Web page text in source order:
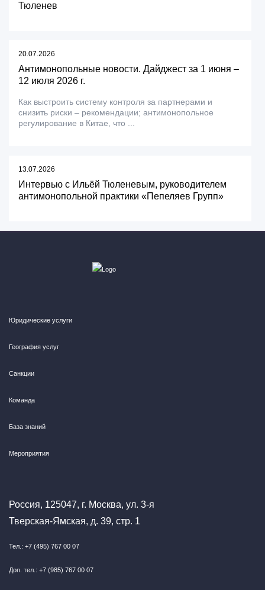
Тюленев
20.07.2026
Антимонопольные новости. Дайджест за 1 июня –
12 июля 2026 г.
Как выстроить систему контроля за партнерами и
снизить риски – рекомендации; антимонопольное
регулирование в Китае, что ...
13.07.2026
Интервью с Ильёй Тюленевым, руководителем
антимонопольной практики «Пепеляев Групп»
Юридические услуги
География услуг
Санкции
Команда
База знаний
Мероприятия
Россия, 125047, г. Москва, ул. 3-я
Тверская-Ямская, д. 39, стр. 1
Тел.: +7 (495) 767 00 07
Доп. тел.: +7 (985) 767 00 07